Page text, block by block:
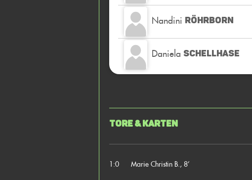
Nandini RÖHRBORN
Daniela SCHELLHASE
Tore & Karten
1:0
Marie Christin B., 8’